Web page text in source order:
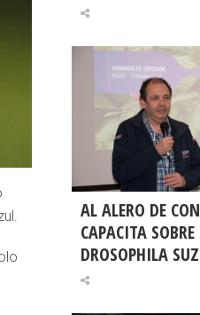
AL ALERO DE
CAPACITA
DROSOPHILA